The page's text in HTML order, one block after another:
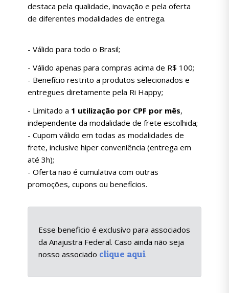
destaca pela qualidade, inovação e pela oferta
de diferentes modalidades de entrega.
- Válido para todo o Brasil;
- Válido apenas para compras acima de R$ 100;
- Benefício restrito a produtos selecionados e
entregues diretamente pela Ri Happy;
- Limitado a 1 utilização por CPF por mês,
independente da modalidade de frete escolhida;
- Cupom válido em todas as modalidades de
frete, inclusive hiper conveniência (entrega em
até 3h);
- Oferta não é cumulativa com outras
promoções, cupons ou benefícios.
Esse beneficio é exclusívo para associados
da Anajustra Federal. Caso ainda não seja
nosso associado clique aqui.